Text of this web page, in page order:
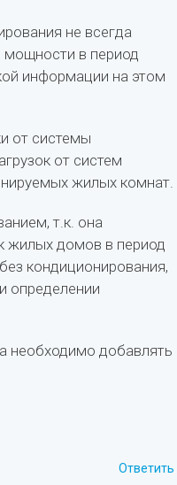
не всегда
мощности в период
информации на этом
от системы
от систем
жилых комнат.
т.к. она
жилых домов в период
кондиционирования,
определении
необходимо добавлять
Ответить